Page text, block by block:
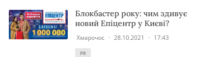
Блокбастер року: чим здивує
новий Епіцентр у Києві?
Хмарочос · 28.10.2021 · 17:43
PR